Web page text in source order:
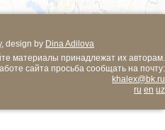
, design by Dina Adilova
материалы принадлежат их авторам.
сайта просьба сообщать на почту:
khalex@bk.ru
ru en uz